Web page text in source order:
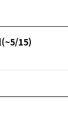
(~5/15)